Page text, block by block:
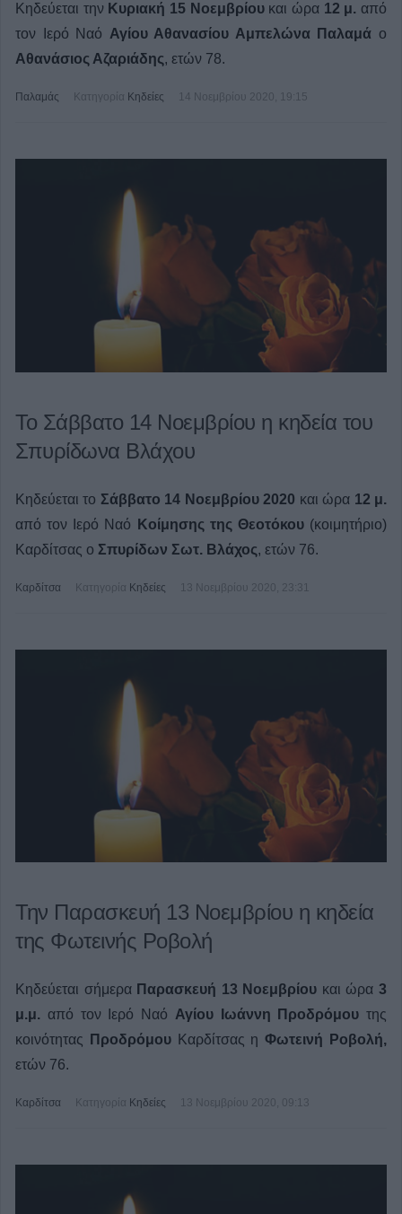
Κηδεύεται την Κυριακή 15 Νοεμβρίουκαι ώρα 12 μ. από
τον Ιερό Ναό Αγίου Αθανασίου Αμπελώνα Παλαμά ο
Αθανάσιος Αζαριάδης, ετών 78.
Παλαμάς Κατηγορία Κηδείες 14 Νοεμβρίου 2020, 19:15
Το Σάββατο 14 Νοεμβρίου η κηδεία του
Σπυρίδωνα Βλάχου
Κηδεύεται το Σάββατο 14 Νοεμβρίου 2020 και ώρα 12 μ.
από τον Ιερό Ναό Κοίμησης της Θεοτόκου(κοιμητήριο)
Καρδίτσας ο Σπυρίδων Σωτ. Βλάχος, ετών 76.
Καρδίτσα Κατηγορία Κηδείες 13 Νοεμβρίου 2020, 23:31
Την Παρασκευή 13 Νοεμβρίου η κηδεία
της Φωτεινής Ροβολή
Κηδεύεται σήμερα Παρασκευή 13 Νοεμβρίου και ώρα3
μ.μ. από τον Ιερό Ναό Αγίου Ιωάννη Προδρόμου της
κοινότητας Προδρόμου Καρδίτσας ηΦωτεινή Ροβολή,
ετών 76.
Καρδίτσα Κατηγορία Κηδείες 13 Νοεμβρίου 2020, 09:13